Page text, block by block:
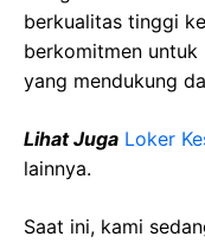
berkualitas tinggi
berkomitmen untuk
yang mendukung
Lihat Juga Loker
lainnya.
Saat ini, kami